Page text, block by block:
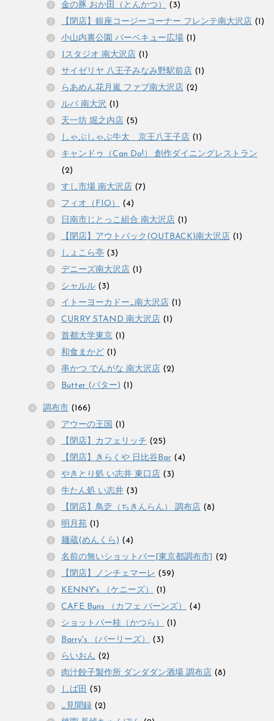
金の豚 おか田（とんかつ）
(3)
【閉店】銀座コージーコーナー フレンテ南大沢店 (1)
小山内裏公園 バーベキュー広場 (1)
Jスタジオ 南大沢店 (1)
サイゼリヤ 八王子みなみ野駅前店 (1)
らあめん花月嵐 ファブ南大沢店 (2)
ルパ 南大沢 (1)
天一坊 堀之内店 (5)
しゃぶしゃぶ牛太 京王八王子店 (1)
キャンドゥ（Can Do!） 創作ダイニングレストラン
(2)
すし市場 南大沢店 (7)
フィオ（FIO）
(4)
日南市じとっこ組合 南大沢店 (1)
【閉店】アウトバック(OUTBACK)南大沢店 (1)
しょこら亭 (3)
デニーズ南大沢店 (1)
シャルル (3)
イトーヨーカドー_南大沢店 (1)
CURRY STAND 南大沢店 (1)
首都大学東京 (1)
和食まかど (1)
串かつ でんがな 南大沢店 (2)
Butter (バター) (1)
調布市 (166)
アウーの王国 (1)
【閉店】カフェリッチ (25)
【閉店】きらくや 日比谷Bar (4)
やきとり処 い志井 東口店 (3)
牛たん処 い志井 (3)
【閉店】鳥赱（ちきんらん） 調布店 (8)
明月苑 (1)
麺蔵(めんくら) (4)
名前の無いショットバー[東京都調布市]
(2)
【閉店】ノンチェマーレ (59)
KENNY's （ケニーズ）
(1)
CAFE Buns （カフェ バーンズ）
(4)
ショットバー桂（かつら）
(1)
Barry's （バーリーズ）
(3)
らいおん (2)
肉汁餃子製作所 ダンダダン酒場 調布店 (8)
しば田 (5)
_見聞録 (2)